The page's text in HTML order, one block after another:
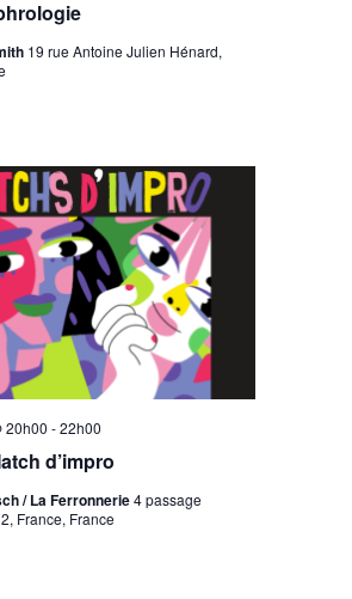
19 rue Antoine Julien Hénard,
d’impro
20h00 -22h00
/ La Ferronnerie4 passage
France, France